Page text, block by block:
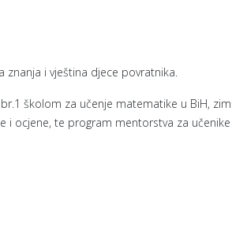
znanja i vještina djece povratnika.
školom za učenje matematike u BiH,
i ocjene, te program mentorstva za učenike